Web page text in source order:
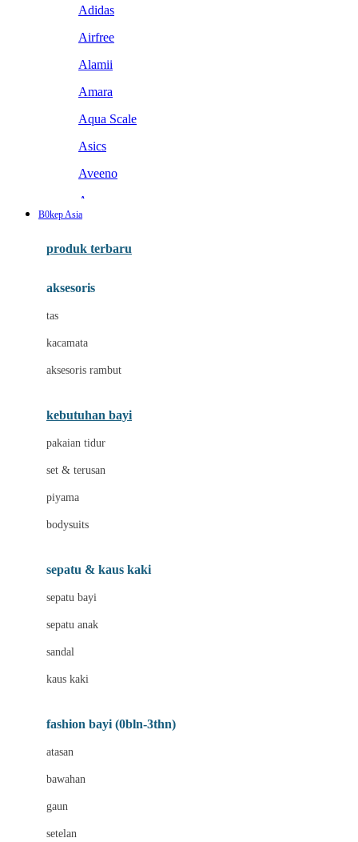
Adidas
Airfree
Alamii
Amara
Aqua Scale
Asics
Aveeno
Awan
Baabaasheepz
Baby Dove
Baby Jogger
Beauty Barn
Bio Oil
Biolane
Bizzi Growin
Blooming Marvellous
Bravado
B0kep Asia
produk terbaru
aksesoris
tas
kacamata
aksesoris rambut
kebutuhan bayi
pakaian tidur
set & terusan
piyama
bodysuits
sepatu & kaus kaki
sepatu bayi
sepatu anak
sandal
kaus kaki
fashion bayi (0bln-3thn)
atasan
bawahan
gaun
setelan